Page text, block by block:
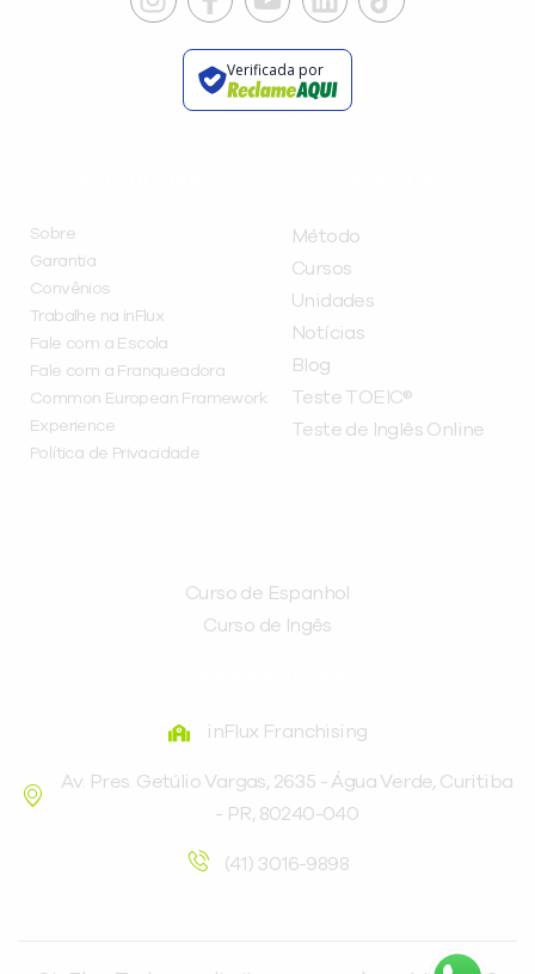
Verificada por
Sobre
Garantia
Convênios
Trabalhe na inFlux
Fale com a Escola
Fale com a Franqueadora
Common European Framework
Experience
Política de Privacidade
Método
Cursos
Unidades
Notícias
Blog
Teste TOEIC®
Teste de Inglês Online
Curso de Espanhol
Curso de Ingês
inFlux Franchising
Av. Pres. Getúlio Vargas, 2635 - Água Verde, Curitiba
- PR, 80240-040
(41) 3016-9898